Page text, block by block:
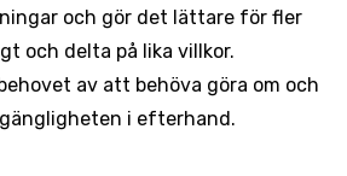
och gör det lättare för fler
och delta på lika villkor.
av att behöva göra om och
i efterhand.